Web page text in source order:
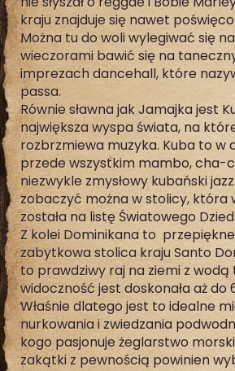
kraju znajduje się nawet
Można tu do woli wylegiwać się
wieczorami bawić się na
imprezach dancehall, które
passa.
Równie sławna jak Jamajka jest
największa wyspa świata, na
rozbrzmiewa muzyka. Kuba to w
przede wszystkim mambo, cha-
niezwykle zmysłowy kubański
zobaczyć można w stolicy, która
została na listę Światowego
Z kolei Dominikana to
zabytkowa stolica kraju Santo
to prawdziwy raj na ziemi z wodą
widoczność jest doskonała aż do
Właśnie dlatego jest to idealne
nurkowania i zwiedzania
kogo pasjonuje żeglarstwo
zakątki z pewnością powinien